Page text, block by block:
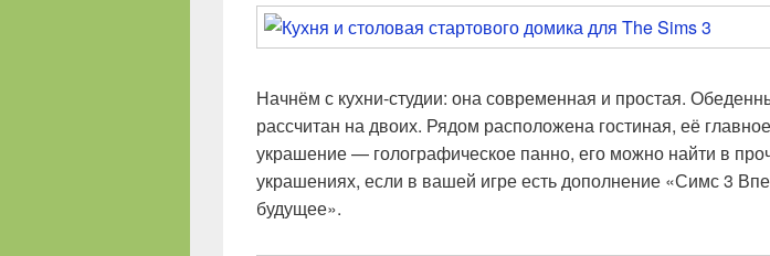
Начнём с кухни-студии: она современная и простая.
рассчитан на двоих. Рядом расположена гостиная, её главное
украшение — голографическое панно, его можно найти в
украшениях, если в вашей игре есть дополнение «Симс 3
будущее».